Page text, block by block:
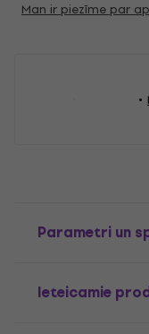
Man ir piezīme par
Parametri un
Ieteicamie